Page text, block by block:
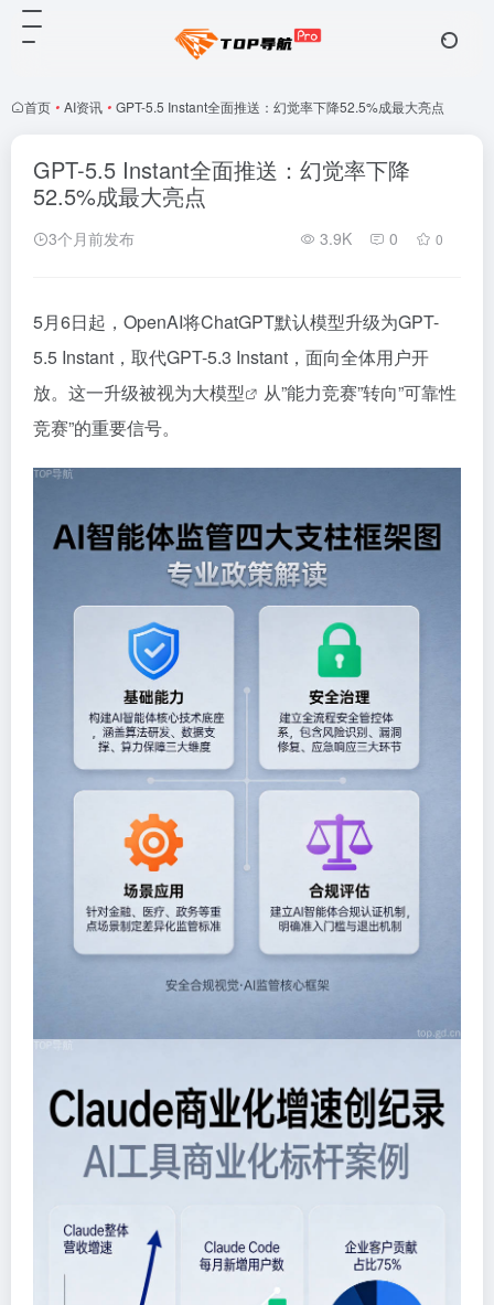
首页 • AI资讯 • GPT-5.5 Instant全面推送：幻觉率下降52.5%成最大亮点
GPT-5.5 Instant全面推送：幻觉率下降
52.5%成最大亮点
3个月前发布 3.9K 0 0
5月6日起，OpenAI将ChatGPT默认模型升级为GPT-
5.5 Instant，取代GPT-5.3 Instant，面向全体用户开
放。这一升级被视为大模型
从”能力竞赛”转向”可靠性
竞赛”的重要信号。